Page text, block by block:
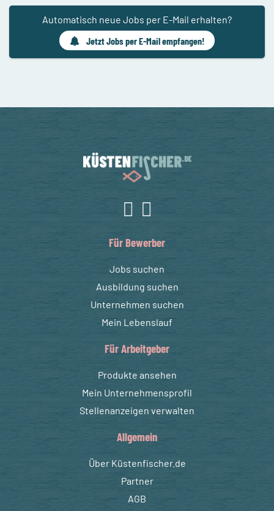
Automatisch neue Jobs per E-Mail erhalten?
Jetzt Jobs per E-Mail empfangen!
Für Bewerber
Jobs suchen
Ausbildung suchen
Unternehmen suchen
Mein Lebenslauf
Für Arbeitgeber
Produkte ansehen
Mein Unternehmensprofil
Stellenanzeigen verwalten
Allgemein
Über Küstenfischer.de
Partner
AGB